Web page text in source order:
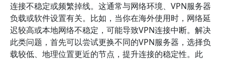
连接不稳定或频繁掉线。这通常与网络环境、VPN服务器
负载或软件设置有关。比如，当你在海外使用时，网络延
迟较高或本地网络不稳定，可能导致VPN连接中断。解决
此类问题，首先可以尝试更换不同的VPN服务器，选择负
载较低、地理位置更近的节点，提升连接的稳定性。此